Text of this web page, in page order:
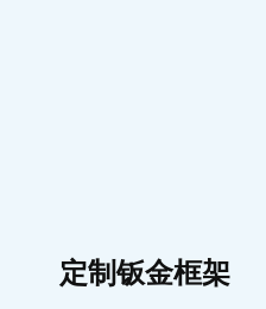
定制钣金框架